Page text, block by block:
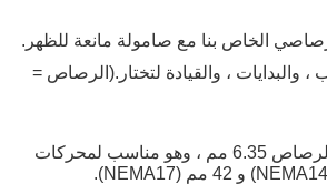
الخاص بنا مع صامولة مانعة للظهر.
والبدايات ، والقيادة لتختار.(الرصاص =
القطر الخارجي لولب الرصاص 6.35 مم ، وهو مناسب لمحركات